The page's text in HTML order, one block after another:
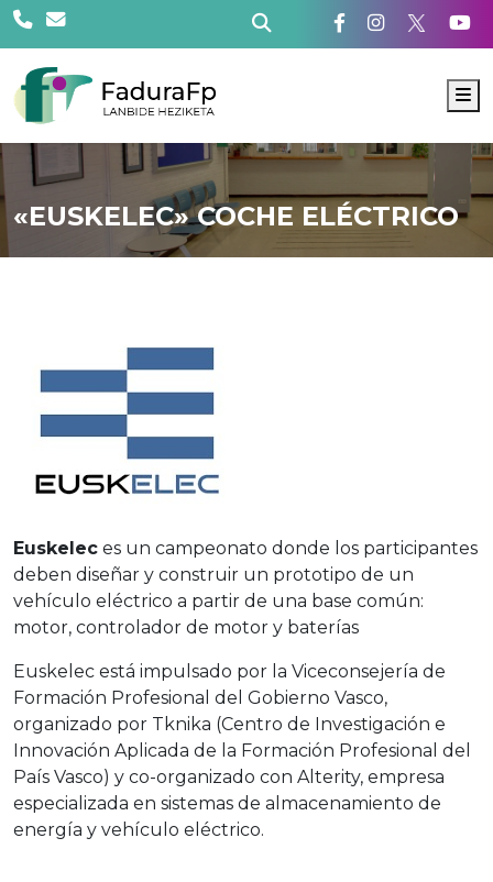
«EUSKELEC» COCHE ELÉCTRICO
Euskelec es un campeonato donde los participantes
deben diseñar y construir un prototipo de un
vehículo eléctrico a partir de una base común:
motor, controlador de motor y baterías
Euskelec está impulsado por la Viceconsejería de
Formación Profesional del Gobierno Vasco,
organizado por Tknika (Centro de Investigación e
Innovación Aplicada de la Formación Profesional del
País Vasco) y co-organizado con Alterity, empresa
especializada en sistemas de almacenamiento de
energía y vehículo eléctrico.